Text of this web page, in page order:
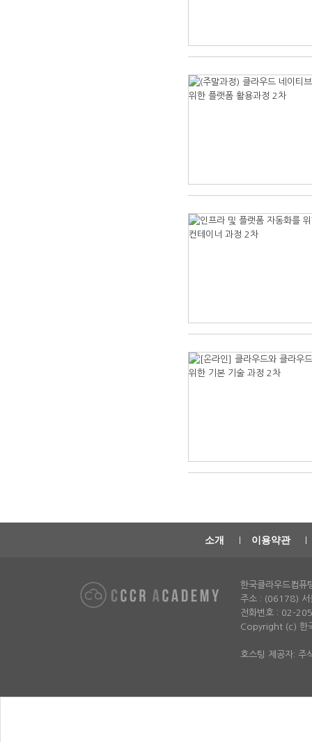
소개 이용약관
한국클라우드컴퓨
주소 : (06178) 서
전화번호 : 02-
Copyright (c) 한
호스팅 제공자: 주